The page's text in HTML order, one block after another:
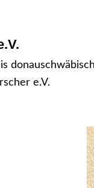
e.V.